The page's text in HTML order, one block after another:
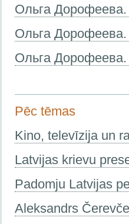
Ольга Дорофеева.
Ольга
Ольга
Pēc tēmas
Kino, televīzija un
Latvijas krievu
Padomju Latvijas
Aleksandrs